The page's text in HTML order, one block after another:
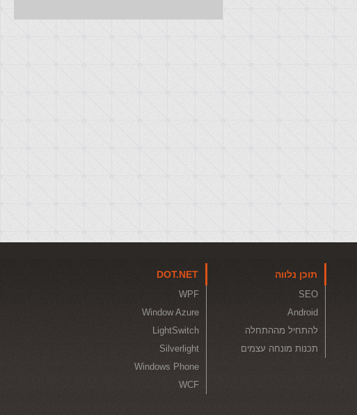
תוכן נלווה
SEO
Android
להתחיל מההתחלה
תכנות מונחה עצמים
DOT.NET
WPF
Window Azure
LightSwitch
Silverlight
Windows Phone
WCF